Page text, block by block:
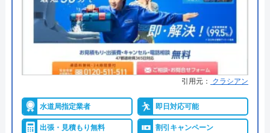
マイ箸毎日外食ボーイ
2 か月前
元加盟店です。嫌味なことを言ってくる嫌な
社員の巣窟です。女性社員はまともですが、
詳細は公式HPでご確認ください
水の生活救急車がおすすめの理由
拠点数2270店舗と日本全国に拠点を構え、年中無休
で対応をしています。日中はコールセンターにて問
い合わせ受付をしてくれるので、すぐに相談ができ
水トラブルの不安もすぐに解消できます。
引用元： クラシアン
水道局指定業者 即日対応可能
出張・見積もり無料 割引キャンペーン